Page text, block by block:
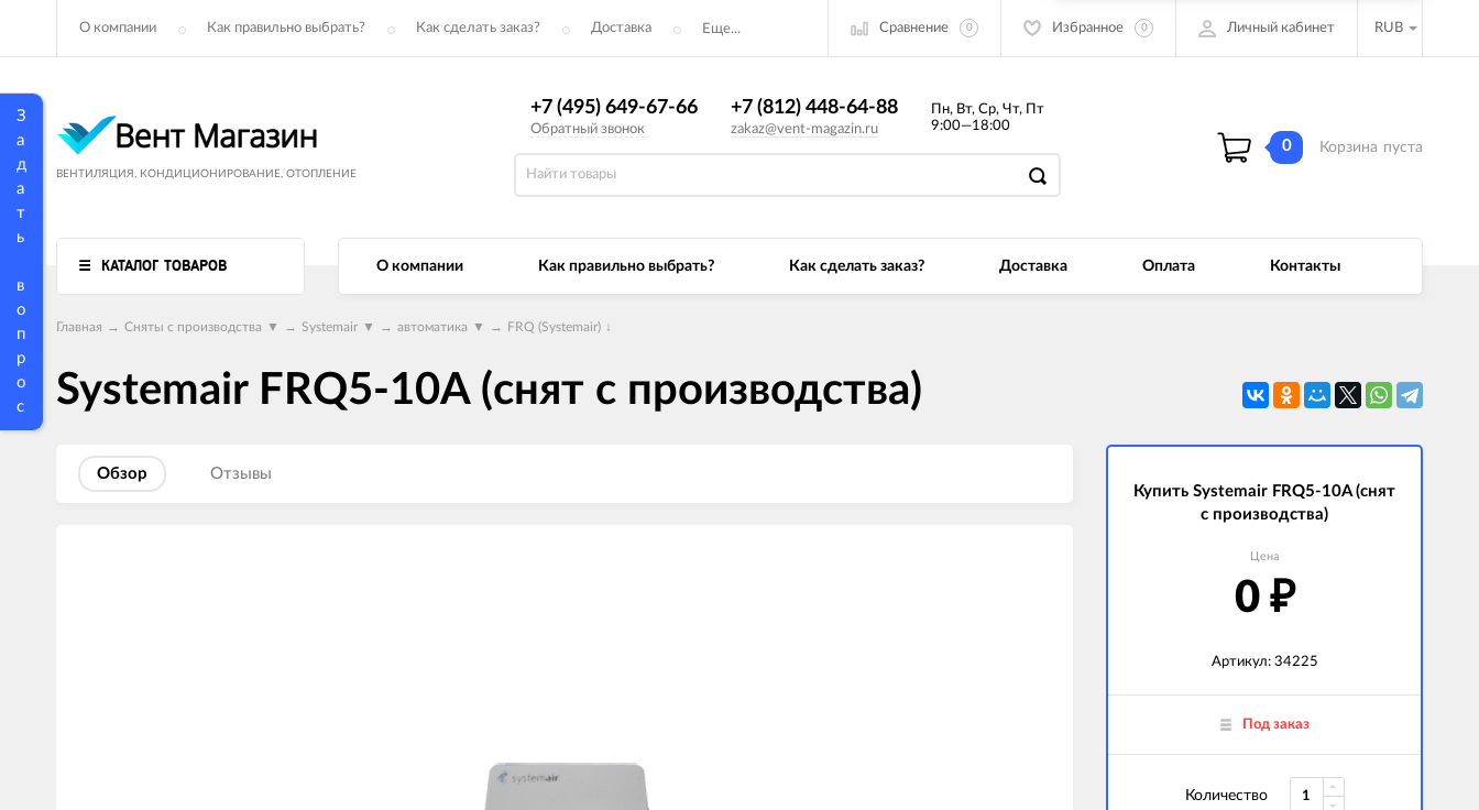
З
а
д
а
т
ь
в
о
п
р
о
с
О компании Как правильно выбрать? Как сделать заказ? Доставка Еще... Сравнение 0 Избранное 0 Личный кабинет RUB
ВЕНТИЛЯЦИЯ, КОНДИЦИОНИРОВАНИЕ, ОТОПЛЕНИЕ
+7 (495) 649-67-66
Обратный звонок
+7 (812) 448-64-88
zakaz@vent-magazin.ru
Пн, Вт, Ср, Чт, Пт
9:00—18:00
0 Корзина пуста
КАТАЛОГ ТОВАРОВ О компании Как правильно выбрать? Как сделать заказ? Доставка Оплата Контакты
Главная → Сняты с производства ▼ → Systemair ▼ → автоматика ▼ → FRQ (Systemair) ↓
Systemair FRQ5-10A (снят с производства)
Обзор Отзывы
Купить Systemair FRQ5-10A (снят
с производства)
Цена
0 ₽
Артикул: 34225
Под заказ
Количество